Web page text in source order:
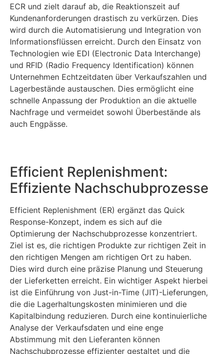
ECR und zielt darauf ab, die Reaktionszeit auf
Kundenanforderungen drastisch zu verkürzen. Dies
wird durch die Automatisierung und Integration von
Informationsflüssen erreicht. Durch den Einsatz von
Technologien wie EDI (Electronic Data Interchange)
und RFID (Radio Frequency Identification) können
Unternehmen Echtzeitdaten über Verkaufszahlen und
Lagerbestände austauschen. Dies ermöglicht eine
schnelle Anpassung der Produktion an die aktuelle
Nachfrage und vermeidet sowohl Überbestände als
auch Engpässe.
Efficient Replenishment:
Effiziente Nachschubprozesse
Efficient Replenishment (ER) ergänzt das Quick
Response-Konzept, indem es sich auf die
Optimierung der Nachschubprozesse konzentriert.
Ziel ist es, die richtigen Produkte zur richtigen Zeit in
den richtigen Mengen am richtigen Ort zu haben.
Dies wird durch eine präzise Planung und Steuerung
der Lieferketten erreicht. Ein wichtiger Aspekt hierbei
ist die Einführung von Just-in-Time (JIT)-Lieferungen,
die die Lagerhaltungskosten minimieren und die
Kapitalbindung reduzieren. Durch eine kontinuierliche
Analyse der Verkaufsdaten und eine enge
Abstimmung mit den Lieferanten können
Nachschubprozesse effizienter gestaltet und die